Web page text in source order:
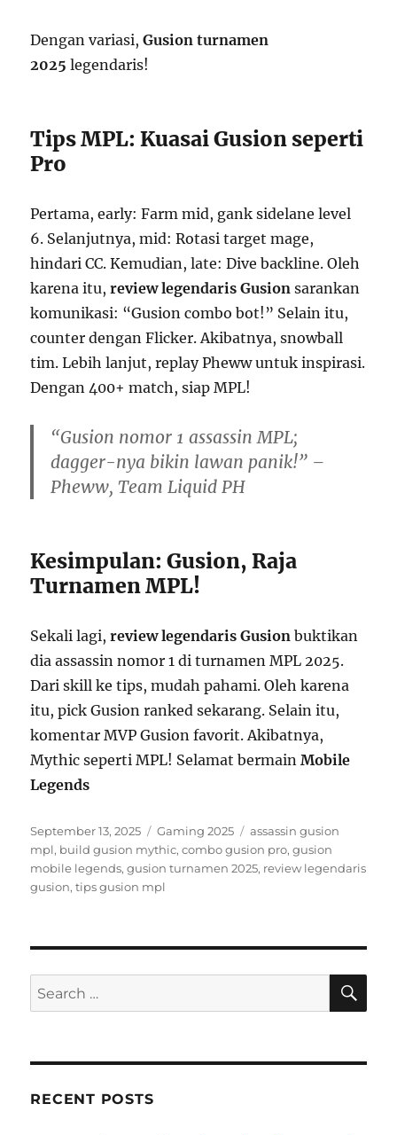
Dengan variasi,Gusion turnamen
2025 legendaris!
Tips MPL: Kuasai Gusion seperti
Pro
Pertama, early: Farm mid, gank sidelane level
6. Selanjutnya, mid: Rotasi target mage,
hindari CC. Kemudian, late: Dive backline. Oleh
karena itu,review legendaris Gusion sarankan
komunikasi: “Gusion combo bot!” Selain itu,
counter dengan Flicker. Akibatnya, snowball
tim. Lebih lanjut, replay Pheww untuk inspirasi.
Dengan 400+ match, siap MPL!
“Gusion nomor 1 assassin MPL;
dagger-nya bikin lawan panik!” –
Pheww, Team Liquid PH
Kesimpulan: Gusion, Raja
Turnamen MPL!
Sekali lagi,review legendaris Gusion buktikan
dia assassin nomor 1 di turnamen MPL 2025.
Dari skill ke tips, mudah pahami. Oleh karena
itu, pick Gusion ranked sekarang. Selain itu,
komentar MVP Gusion favorit. Akibatnya,
Mythic seperti MPL! Selamat bermainMobile
Legends
Posted
on
September 13, 2025 Categories
Gaming 2025 Tags
assassin gusion
mpl, build gusion mythic,combo gusion pro,gusion
mobile legends,gusion turnamen 2025, review legendaris
gusion,tips gusion mpl
Search
for:
RECENT POSTS